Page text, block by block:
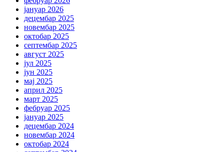
јануар 2026
децембар 2025
новембар 2025
октобар 2025
септембар 2025
август 2025
јул 2025
јун 2025
мај 2025
април 2025
март 2025
фебруар 2025
јануар 2025
децембар 2024
новембар 2024
октобар 2024